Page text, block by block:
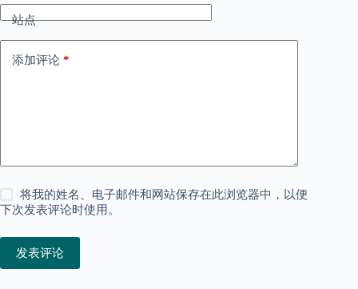
站点
添加评论 *
将我的姓名、电子邮件和网站保存在此浏览器中，以便
下次发表评论时使用。
发表评论